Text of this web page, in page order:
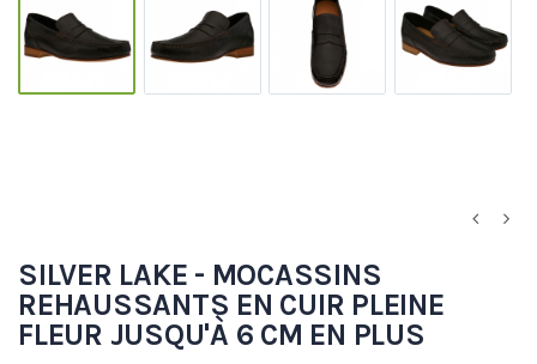
SILVER LAKE - MOCASSINS
REHAUSSANTS EN CUIR PLEINE
FLEUR JUSQU'À 6 CM EN PLUS